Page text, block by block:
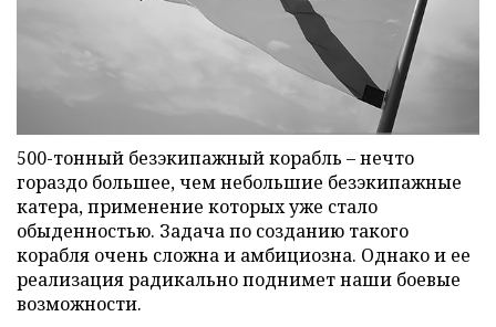
500-тонный безэкипажный корабль – нечто
гораздо большее, чем небольшие безэкипажные
катера, применение которых уже стало
обыденностью. Задача по созданию такого
корабля очень сложна и амбициозна. Однако и ее
реализация радикально поднимет наши боевые
возможности.